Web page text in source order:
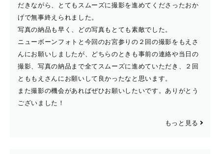
だきながら、とてもスムーズに撮影を進めてくださったおか
げで無事終えられました。
写真の納品も早く、どの写真もとても素敵でした。
ニューボーンフォトと今回のお宮参りの２回の撮影をもえさ
んにお願いしましたが、どちらのときも事前の連絡や当日の
撮影、写真の納品まで全てスムーズに進めていただき、２回
とももえさんにお願いして良かったなと思います。
また撮影の機会があればぜひお願いしたいです。ありがとう
ございました！
もっと見る